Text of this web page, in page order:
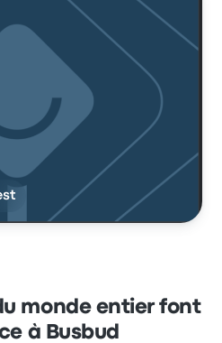
monde entier font
à Busbud